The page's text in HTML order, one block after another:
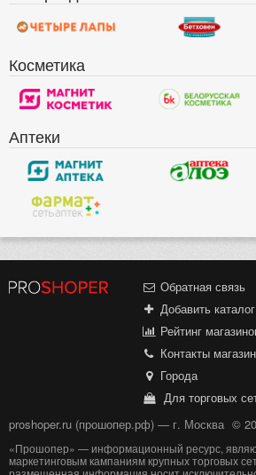
Косметика
Аптеки
Обратная связь
Добавить каталог
Рейтинг
Контакты
Города
Для торговых
proshoper.ru (прошопер.рф) — г. Москва ©
«Прошопер» — информационный ресурс,
маркетинговым кампаниям крупных торговых